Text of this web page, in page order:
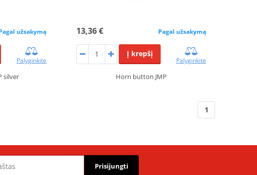
užsakymą
Palyginkite
silver
13,36 € Pagal užsakymą
Į krepšį
Palyginkite
Horn button JMP
1
Prisijungti